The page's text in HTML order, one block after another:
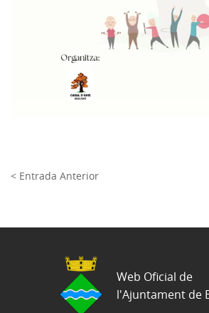
< Entrada Anterior
Web Oficial de
l'Ajuntament de